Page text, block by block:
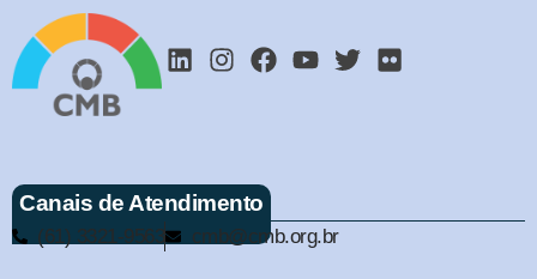
Canais de Atendimento
(61) 3321-9563 cmb@cmb.org.br